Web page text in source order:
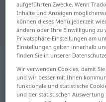
"regulieren"
Übersetzung
„regulieren“
regulieren
aufgeführten Zwecke. Wenn
Inhalte und Anzeigen
können dieses Menü jederzeit
ändern oder Ihre Einwilligung zu
Privatsphäre-Einstellungen am
Einstellungen gelten innerhalb
finden Sie in unserer
Wir verwenden Cookies, damit
und wir besser mit Ihnen
funktionale und statistische
und der statistischen